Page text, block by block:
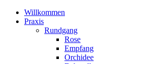
Willkommen
Praxis
Rundgang
Rose
Empfang
Orchidee